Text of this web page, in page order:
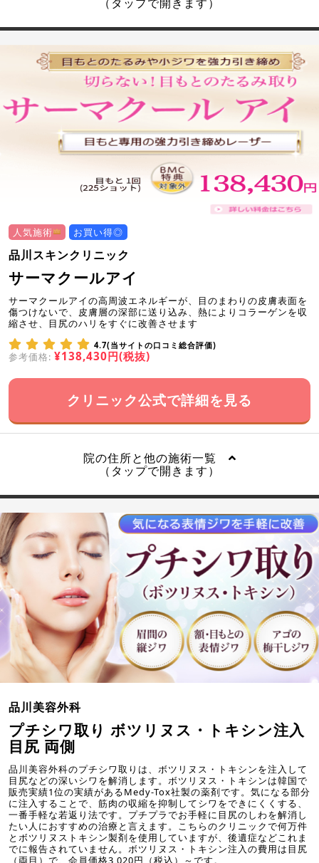
人気施術 お買い得◎
品川スキンクリニック
サーマクールアイ
サーマクールアイの高周波エネルギーが、目のまわりの皮膚表面を
傷つけないで、皮膚層の深部に送り込み、熱によりコラーゲンを収
縮させ、目尻のハリをすぐに改善させます
4.7(当サイトの口コミ総合評価)
参考価格: ¥138,430円(税抜)
クリニック公式で詳細を見る
院の住所と他の施術一覧
（タップで開きます）
品川美容外科
プチシワ取り ボツリヌス・トキシン注入
目尻 両側
品川美容外科のプチシワ取りは、ボツリヌス・トキシンを注入して
目尻などの深いシワを解消します。ボツリヌス・トキシンは韓国で
販売実績1位の実績があるMedy-Tox社製の薬剤です。気になる部分
に注入することで、筋肉の収縮を抑制してシワをできにくくする、
一番手軽な若返り法です。プチプラでお手軽に目尻のしわを解消し
たい人におすすめの治療と言えます。こちらのクリニックで何万件
とボツリヌストキシン製剤を使用していますが、後遺症などこれま
でに報告されていません。ボツリヌス・トキシン注入の費用は目尻
（両目）で、会員価格3,020円（税込）～です。